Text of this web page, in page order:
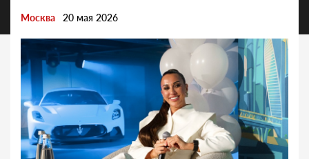
Москва 20 мая 2026